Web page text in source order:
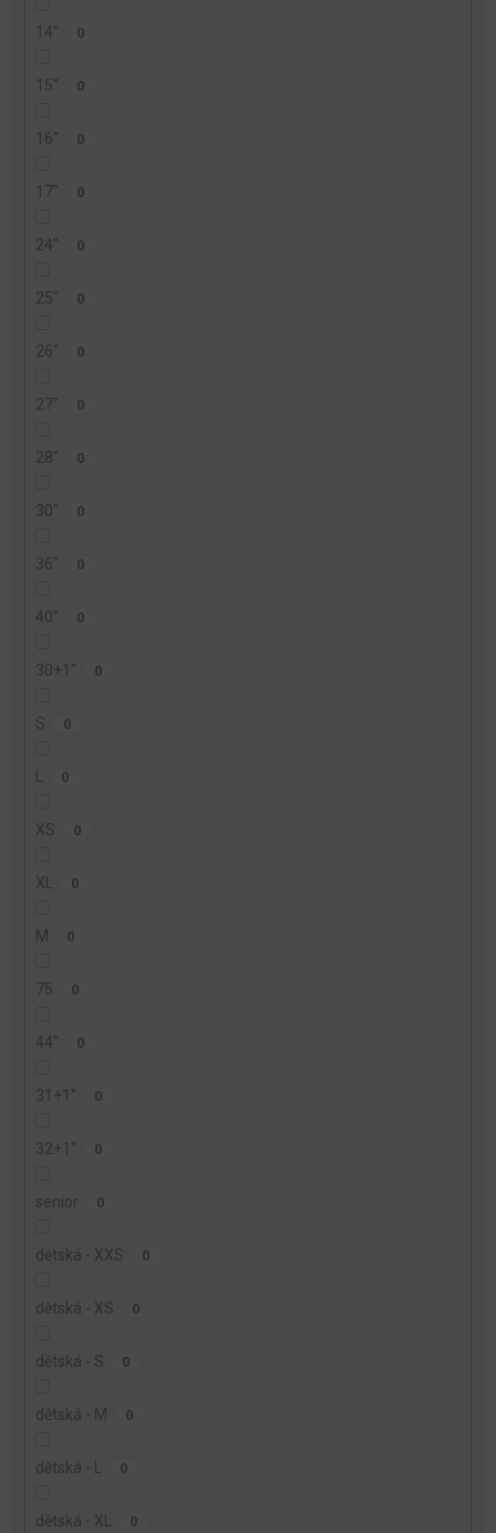
14" 0
15" 0
16" 0
17" 0
24" 0
25" 0
26" 0
27" 0
28" 0
30" 0
36" 0
40" 0
30+1" 0
S 0
L 0
XS 0
XL 0
M 0
75 0
44" 0
31+1" 0
32+1" 0
senior 0
dětská - XXS 0
dětská - XS 0
dětská - S 0
dětská - M 0
dětská - L 0
dětská - XL 0